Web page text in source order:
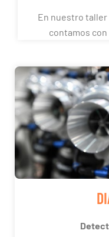
En nuestro taller
contamos con